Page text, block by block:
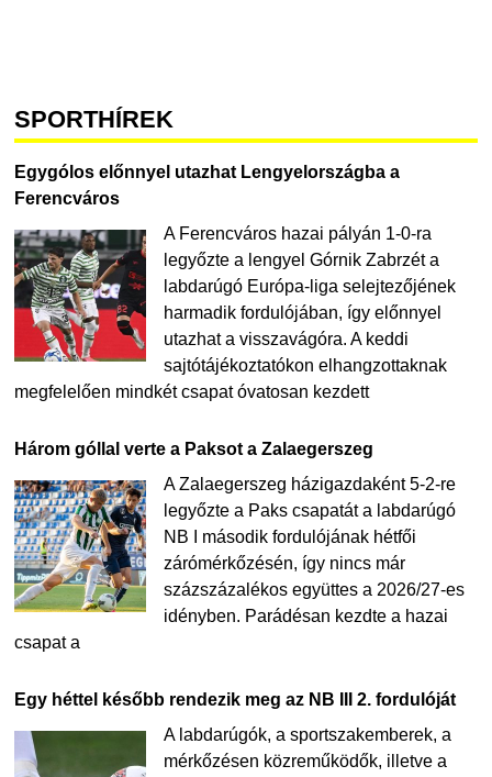
SPORTHÍREK
Egygólos előnnyel utazhat Lengyelországba a
Ferencváros
A Ferencváros hazai pályán 1-0-ra
legyőzte a lengyel Górnik Zabrzét a
labdarúgó Európa-liga selejtezőjének
harmadik fordulójában, így előnnyel
utazhat a visszavágóra. A keddi
sajtótájékoztatókon elhangzottaknak
megfelelően mindkét csapat óvatosan kezdett
Három góllal verte a Paksot a Zalaegerszeg
A Zalaegerszeg házigazdaként 5-2-re
legyőzte a Paks csapatát a labdarúgó
NB I második fordulójának hétfői
zárómérkőzésén, így nincs már
százszázalékos együttes a 2026/27-es
idényben. Parádésan kezdte a hazai
csapat a
Egy héttel később rendezik meg az NB III 2. fordulóját
A labdarúgók, a sportszakemberek, a
mérkőzésen közreműködők, illetve a